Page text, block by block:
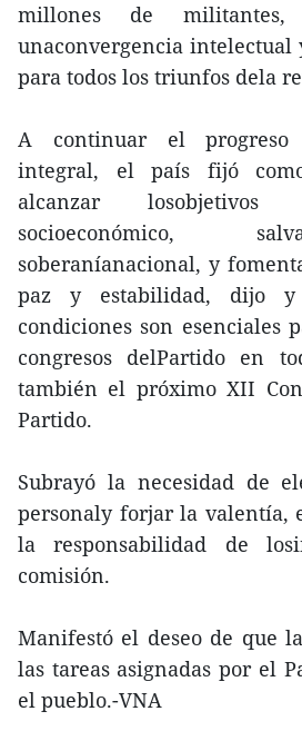
millones de
unaconvergencia intelectual
para todos los triunfos dela
A continuar el progreso
integral, el país fijó
alcanzar
socioeconómico,
soberaníanacional, y
paz y estabilidad, dijo y
condiciones son esenciales
congresos delPartido en
también el próximo XII
Partido.
Subrayó la necesidad de
personaly forjar la valentía,
la responsabilidad de
comisión.
Manifestó el deseo de que
las tareas asignadas por el
el pueblo.-VNA